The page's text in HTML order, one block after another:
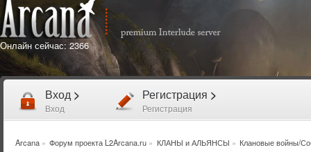
Онлайн сейчас: 2366
Вход >
Вход
Регистрация >
Регистрация
Arcana» Форум проекта L2Arcana.ru » КЛАНЫ и АЛЬЯНСЫ » Клановые войны/